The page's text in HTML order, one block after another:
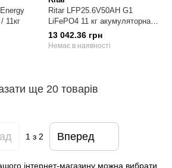
11кг
Ritar LFP25.6V50AH G1
LiFePO4 11 кг акумуляторна
батарея
13 042.36 грн
Немає в наявності
ще 20 товарів
1 з 2 Вперед
інтернет-магазину можна вибрати